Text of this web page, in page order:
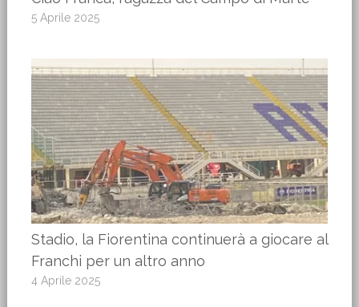
5 Aprile 2025
Stadio, la Fiorentina continuerà a giocare al
Franchi per un altro anno
4 Aprile 2025